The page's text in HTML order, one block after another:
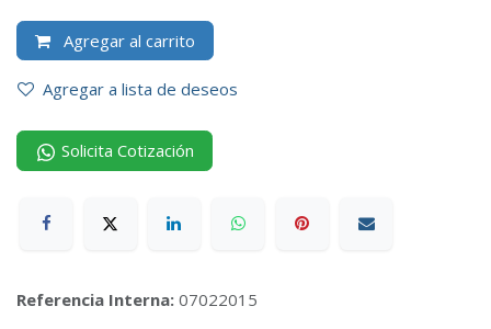
Agregar al carrito
Agregar a lista de deseos
Solicita Cotización
Referencia Interna: 07022015